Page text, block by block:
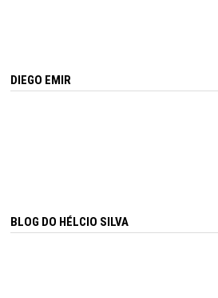
DIEGO EMIR
BLOG DO HÉLCIO SILVA